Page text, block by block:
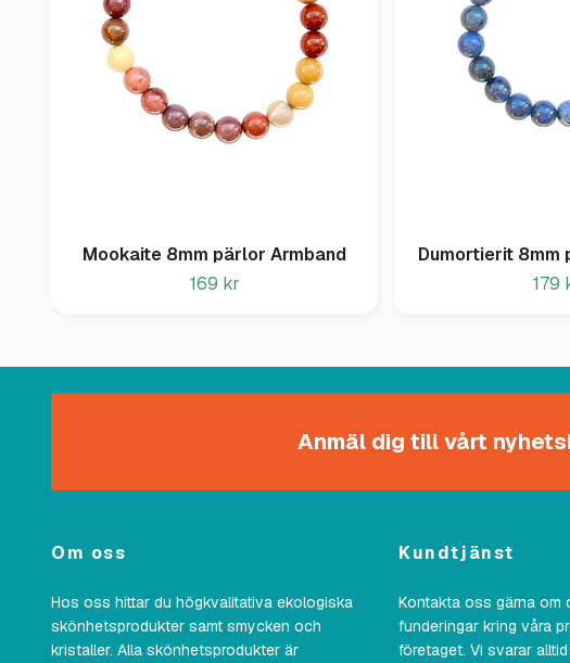
Mookaite 8mm pärlor Armband
169 kr
Dumortierit 8mm
179
Anmäl dig till vårt
Om oss
Hos oss hittar du högkvalitativa ekologiska
skönhetsprodukter samt smycken och
kristaller. Alla skönhetsprodukter är
Kundtjänst
Kontakta oss gärna om
funderingar kring våra
företaget. Vi svarar